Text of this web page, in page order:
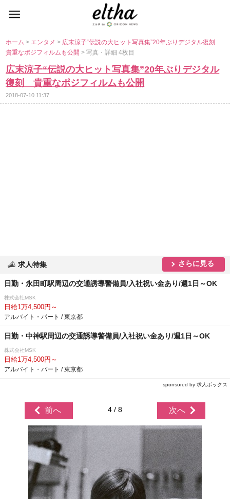
ホーム> エンタメ> 広末涼子“伝説の大ヒット写真集”20年ぶりデジタル復刻
貴重なポジフィルムも公開> 写真・詳細 4枚目
広末涼子“伝説の大ヒット写真集”20年ぶりデジタル
復刻 貴重なポジフィルムも公開
2018-07-10 11:37
求人特集 さらに見る
日勤・永田町駅周辺の交通誘導警備員/入社祝い金あり/週1日～OK
株式会社MSK
日給1万4,500円～
アルバイト・パート / 東京都
日勤・中神駅周辺の交通誘導警備員/入社祝い金あり/週1日～OK
株式会社MSK
日給1万4,500円～
アルバイト・パート / 東京都
sponsored by 求人ボックス
前へ 4 / 8 次へ